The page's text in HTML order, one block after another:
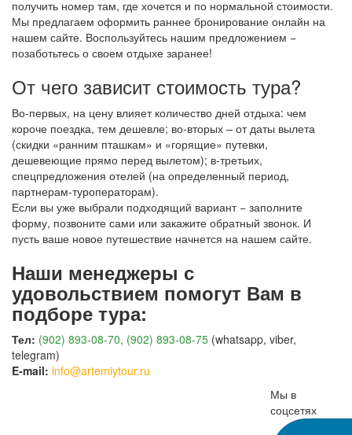
получить номер там, где хочется и по нормальной стоимости.
Мы предлагаем оформить раннее бронирование онлайн на
нашем сайте. Воспользуйтесь нашим предложением −
позаботьтесь о своем отдыхе заранее!
От чего зависит стоимость тура?
Во-первых, на цену влияет количество дней отдыха: чем
короче поездка, тем дешевле; во-вторых – от даты вылета
(скидки «ранним пташкам» и «горящие» путевки,
дешевеющие прямо перед вылетом); в-третьих,
спецпредложения отелей (на определенный период,
партнерам-туроператорам).
Если вы уже выбрали подходящий вариант − заполните
форму, позвоните сами или закажите обратный звонок. И
пусть ваше новое путешествие начнется на нашем сайте.
Наши менеджеры с
удовольствием помогут Вам в
подборе тура:
Тел: (902) 893-08-70, (902) 893-08-75 (whatsapp, viber,
telegram)
E-mail: info@artemiytour.ru
Мы в
соцсетях